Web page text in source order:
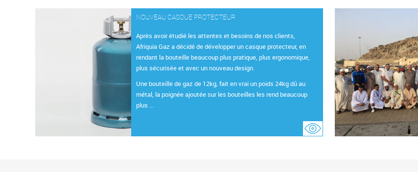
NOUVEAU CASQUE PROTECTEUR
Après avoir étudié les attentes et besoins de nos clients,
Afriquia Gaz a décidé de développer un casque protecteur, en
rendant la bouteille beaucoup plus pratique, plus ergonomique,
plus sécurisée et avec un nouveau design.
Une bouteille de gaz de 12kg, fait en vrai un poids 24kg dû au
métal, la poignée ajoutée sur les bouteilles les rend beaucoup
plus ...